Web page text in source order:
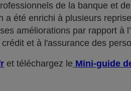
de la banque et
été enrichi à plusieurs
améliorations par rapport à
et à l'assurance des
et téléchargez le Mini-guide